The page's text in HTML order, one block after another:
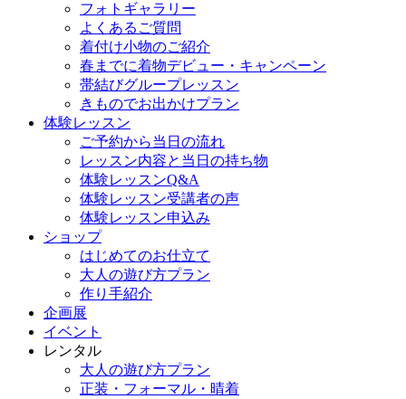
フォトギャラリー
よくあるご質問
着付け小物のご紹介
春までに着物デビュー・キャンペーン
帯結びグループレッスン
きものでお出かけプラン
体験レッスン
ご予約から当日の流れ
レッスン内容と当日の持ち物
体験レッスンQ&A
体験レッスン受講者の声
体験レッスン申込み
ショップ
はじめてのお仕立て
大人の遊び方プラン
作り手紹介
企画展
イベント
レンタル
大人の遊び方プラン
正装・フォーマル・晴着